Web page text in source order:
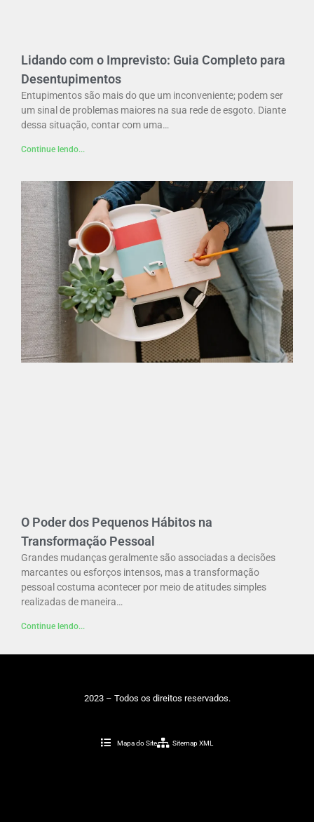
Lidando com o Imprevisto: Guia Completo para
Desentupimentos
Entupimentos são mais do que um inconveniente; podem ser
um sinal de problemas maiores na sua rede de esgoto. Diante
dessa situação, contar com uma…
Continue lendo...
O Poder dos Pequenos Hábitos na
Transformação Pessoal
Grandes mudanças geralmente são associadas a decisões
marcantes ou esforços intensos, mas a transformação
pessoal costuma acontecer por meio de atitudes simples
realizadas de maneira…
Continue lendo...
2023 – Todos os direitos reservados.
Mapa do Site Sitemap XML